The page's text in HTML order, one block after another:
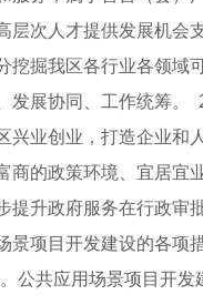
层次人才提供发展机
挖掘我区各行业各领
发展协同、工作统筹
兴业创业，打造企业
商的政策环境、宜居
提升政府服务在行政
景项目开发建设的各
公共应用场景项目开